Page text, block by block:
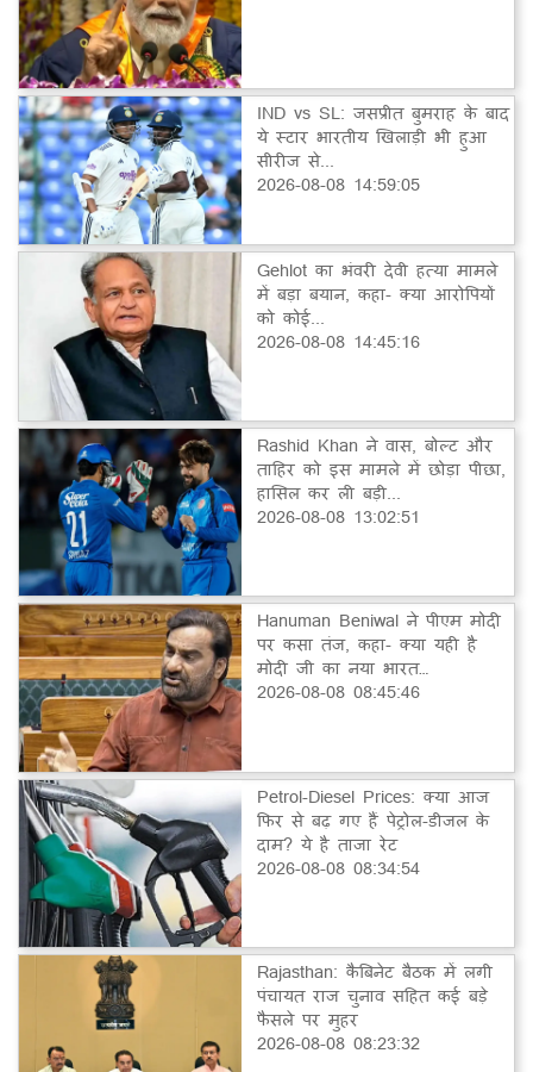
IND vs SL: जसप्रीत बुमराह के बाद
ये स्टार भारतीय खिलाड़ी भी हुआ
सीरीज से...
2026-08-08 14:59:05
Gehlot का भंवरी देवी हत्या मामले
में बड़ा बयान, कहा- क्या आरोपियों
को कोई...
2026-08-08 14:45:16
Rashid Khan ने वास, बोल्ट और
ताहिर को इस मामले में छोड़ा पीछा,
हासिल कर ली बड़ी...
2026-08-08 13:02:51
Hanuman Beniwal ने पीएम मोदी
पर कसा तंज, कहा- क्या यही है
मोदी जी का नया भारत…
2026-08-08 08:45:46
Petrol-Diesel Prices: क्या आज
फिर से बढ़ गए हैं पेट्रोल-डीजल के
दाम? ये है ताजा रेट
2026-08-08 08:34:54
Rajasthan: कैबिनेट बैठक में लगी
पंचायत राज चुनाव सहित कई बड़े
फैसले पर मुहर
2026-08-08 08:23:32